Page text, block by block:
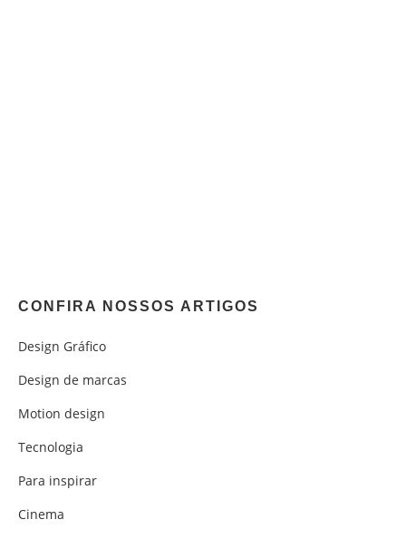
CONFIRA NOSSOS ARTIGOS
Design Gráfico
Design de marcas
Motion design
Tecnologia
Para inspirar
Cinema